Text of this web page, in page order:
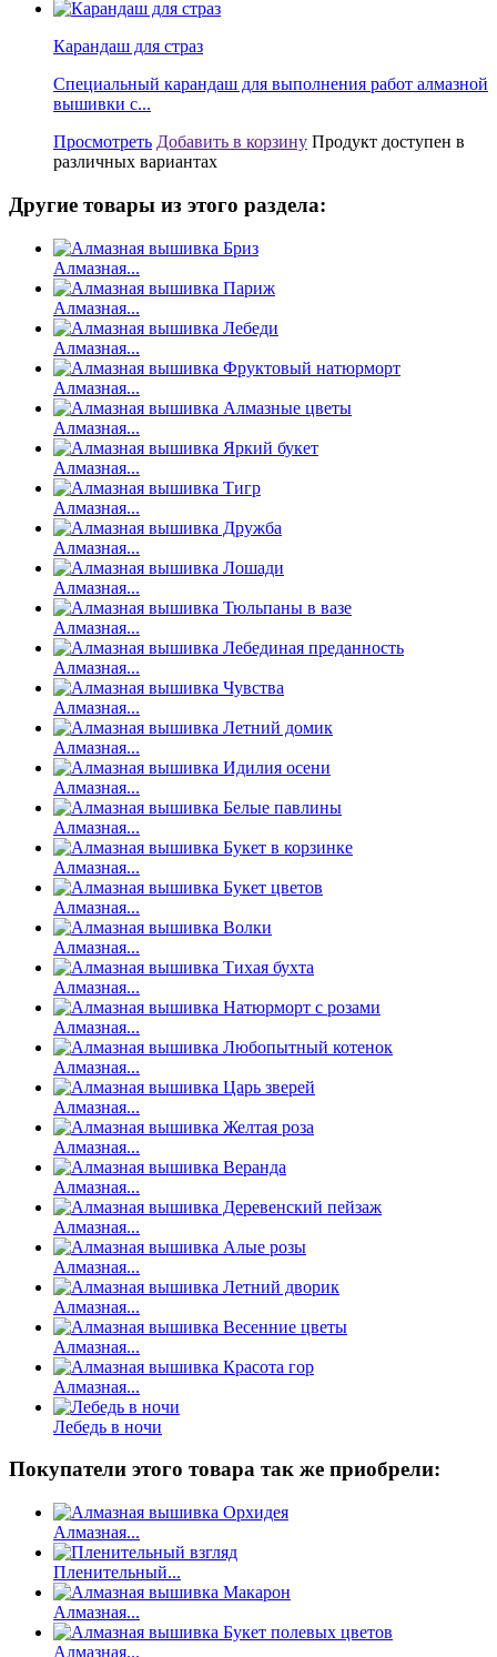
Карандаш для страз
Специальный карандаш для выполнения работ алмазной
вышивки с...
Просмотреть Добавить в корзину Продукт доступен в
различных вариантах
Другие товары из этого раздела:
Алмазная...
Алмазная...
Алмазная...
Алмазная...
Алмазная...
Алмазная...
Алмазная...
Алмазная...
Алмазная...
Алмазная...
Алмазная...
Алмазная...
Алмазная...
Алмазная...
Алмазная...
Алмазная...
Алмазная...
Алмазная...
Алмазная...
Алмазная...
Алмазная...
Алмазная...
Алмазная...
Алмазная...
Алмазная...
Алмазная...
Алмазная...
Алмазная...
Алмазная...
Лебедь в ночи
Покупатели этого товара так же приобрели:
Алмазная...
Пленительный...
Алмазная...
Алмазная...